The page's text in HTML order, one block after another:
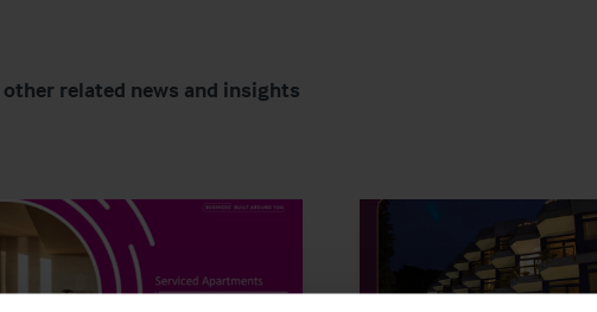
related news and insights